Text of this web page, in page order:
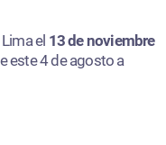
el 13 de noviembre
este 4 de agosto a